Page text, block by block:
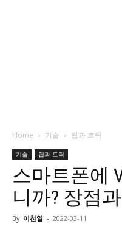
Home 기술 팁과 트릭
기술 팁과 트릭
스마트폰에
니까? 장점
By 이찬열 - 2022-03-11